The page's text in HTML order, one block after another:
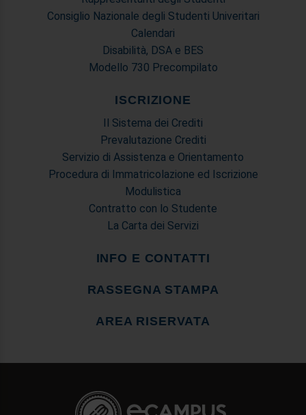
Consiglio Nazionale degli Studenti Univeritari
Calendari
Disabilità, DSA e BES
Modello 730 Precompilato
ISCRIZIONE
Il Sistema dei Crediti
Prevalutazione Crediti
Servizio di Assistenza e Orientamento
Procedura di Immatricolazione ed Iscrizione
Modulistica
Contratto con lo Studente
La Carta dei Servizi
INFO E CONTATTI
RASSEGNA STAMPA
AREA RISERVATA